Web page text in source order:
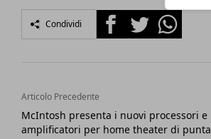
Condividi FacebookTwitterWhatsapp
Articolo Precedente
McIntosh presenta i nuovi processori e
amplificatori per home theater di punta